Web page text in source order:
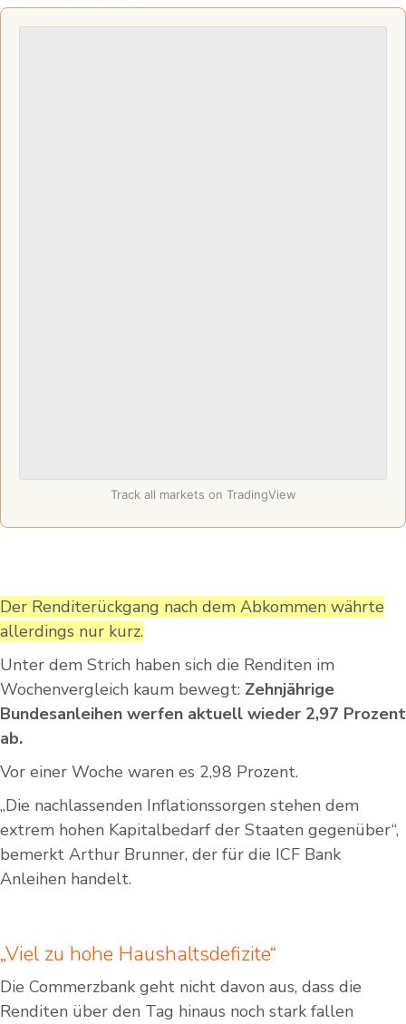
Track all markets on TradingView
Der Renditerückgang nach dem Abkommen währte
allerdings nur kurz.
Unter dem Strich haben sich die Renditen im
Wochenvergleich kaum bewegt: Zehnjährige
Bundesanleihen werfen aktuell wieder 2,97 Prozent
ab.
Vor einer Woche waren es 2,98 Prozent.
„Die nachlassenden Inflationssorgen stehen dem
extrem hohen Kapitalbedarf der Staaten gegenüber“,
bemerkt Arthur Brunner, der für die ICF Bank
Anleihen handelt.
„Viel zu hohe Haushaltsdefizite“
Die Commerzbank geht nicht davon aus, dass die
Renditen über den Tag hinaus noch stark fallen